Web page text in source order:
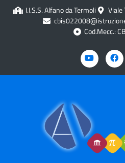
contenutoI.I.S.S. Alfano da Termoli
Viale
Cod.Mecc.: